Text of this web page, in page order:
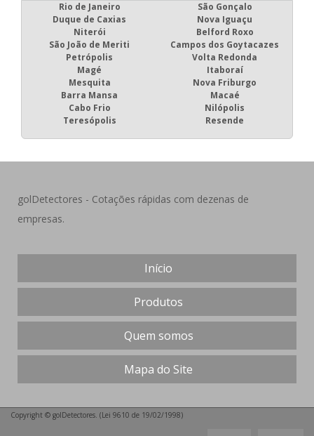
Rio de Janeiro
São Gonçalo
Duque de Caxias
Nova Iguaçu
Niterói
Belford Roxo
São João de Meriti
Campos dos Goytacazes
Petrópolis
Volta Redonda
Magé
Itaboraí
Mesquita
Nova Friburgo
Barra Mansa
Macaé
Cabo Frio
Nilópolis
Teresópolis
Resende
golDetectores - Cotações rápidas com dezenas de
empresas.
Início
Produtos
Quem somos
Mapa do Site
Copyright © golDetectores. (Lei 9610 de 19/02/1998)